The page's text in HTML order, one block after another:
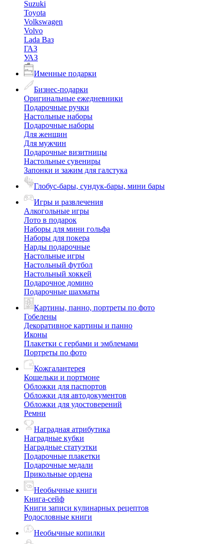
Suzuki
Toyota
Volkswagen
Volvo
Lada Ваз
ГАЗ
УАЗ
Именные подарки
Бизнес-подарки
Оригинальные ежедневники
Подарочные ручки
Настольные наборы
Подарочные наборы
Для женщин
Для мужчин
Подарочные визитницы
Настольные сувениры
Запонки и зажим для галстука
Глобус-бары, сундук-бары, мини бары
Игры и развлечения
Алкогольные игры
Лото в подарок
Наборы для мини гольфа
Наборы для покера
Нарды подарочные
Настольные игры
Настольный футбол
Настольный хоккей
Подарочное домино
Подарочные шахматы
Картины, панно, портреты по фото
Гобелены
Декоративное картины и панно
Иконы
Плакетки с гербами и эмблемами
Портреты по фото
Кожгалантерея
Кошельки и портмоне
Обложки для паспортов
Обложки для автодокументов
Обложки для удостоверений
Ремни
Наградная атрибутика
Наградные кубки
Наградные статуэтки
Подарочные плакетки
Подарочные медали
Прикольные ордена
Необычные книги
Книга-сейф
Книги записи кулинарных рецептов
Родословные книги
Необычные копилки